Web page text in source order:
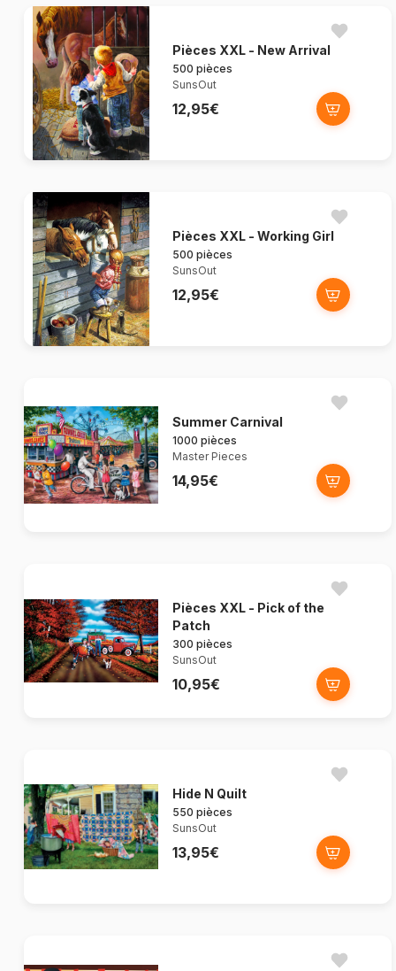
Pièces XXL - New Arrival
500 pièces
SunsOut
12,95€
Pièces XXL - Working Girl
500 pièces
SunsOut
12,95€
Summer Carnival
1000 pièces
Master Pieces
14,95€
Pièces XXL - Pick of the
Patch
300 pièces
SunsOut
10,95€
Hide N Quilt
550 pièces
SunsOut
13,95€